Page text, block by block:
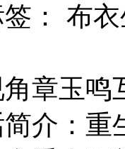
布衣
玉鸣
：重